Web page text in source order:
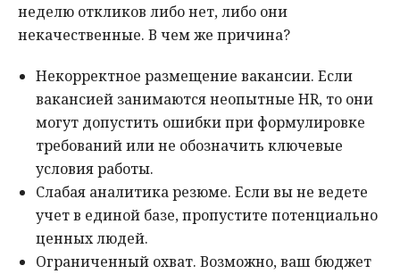
неделю откликов либо нет, либо они
некачественные. В чем же причина?
Некорректное размещение вакансии. Если
вакансией занимаются неопытные HR, то они
могут допустить ошибки при формулировке
требований или не обозначить ключевые
условия работы.
Слабая аналитика резюме. Если вы не ведете
учет в единой базе, пропустите потенциально
ценных людей.
Ограниченный охват. Возможно, ваш бюджет